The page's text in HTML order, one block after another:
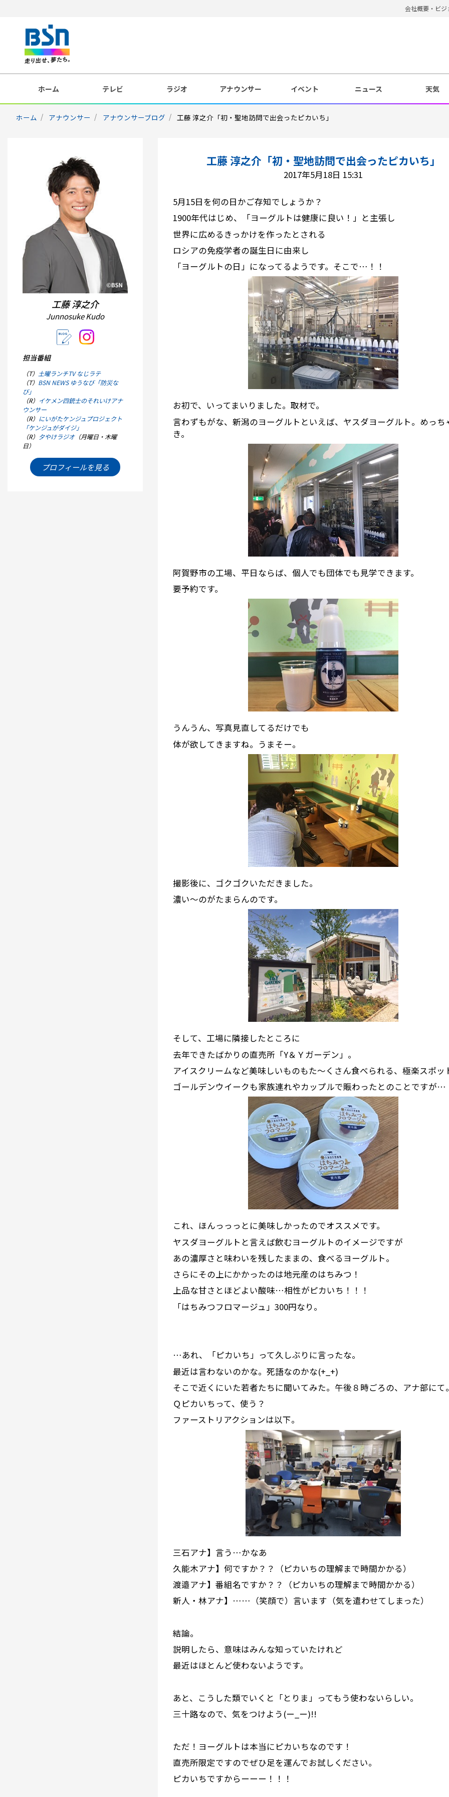
会社概要・ビジ
ホーム テレビ ラジオ アナウンサー イベント ニュース 天気
ホーム アナウンサー アナウンサーブログ 工藤 淳之介「初・聖地訪問で出会ったピカいち」
工藤 淳之介
Junnosuke Kudo
担当番組
（T） 土曜ランチTV なじラテ
（T） BSN NEWS ゆうなび「防災な
び」
（R） イケメン四銃士のそれいけアナ
ウンサー
（R） にいがたケンジュプロジェクト
「ケンジュがダイジ」
（R） 夕やけラジオ（月曜日・木曜
日）
プロフィールを見る
工藤 淳之介「初・聖地訪問で出会ったピカいち」
2017年5月18日 15:31
5月15日を何の日かご存知でしょうか？
1900年代はじめ、「ヨーグルトは健康に良い！」と主張し
世界に広めるきっかけを作ったとされる
ロシアの免疫学者の誕生日に由来し
「ヨーグルトの日」になってるようです。そこで…！！
お初で、いってまいりました。取材で。
言わずもがな、新潟のヨーグルトといえば、ヤスダヨーグルト。めっち
き。
阿賀野市の工場、平日ならば、個人でも団体でも見学できます。
要予約です。
うんうん、写真見直してるだけでも
体が欲してきますね。うまそー。
撮影後に、ゴクゴクいただきました。
濃い～のがたまらんのです。
そして、工場に隣接したところに
去年できたばかりの直売所「Y＆Ｙガーデン」。
アイスクリームなど美味しいものもた～くさん食べられる、極楽スポッ
ゴールデンウイークも家族連れやカップルで賑わったとのことですが…
これ、ほんっっっとに美味しかったのでオススメです。
ヤスダヨーグルトと言えば飲むヨーグルトのイメージですが
あの濃厚さと味わいを残したままの、食べるヨーグルト。
さらにその上にかかったのは地元産のはちみつ！
上品な甘さとほどよい酸味…相性がピカいち！！！
「はちみつフロマージュ」300円なり。
…あれ、「ピカいち」って久しぶりに言ったな。
最近は言わないのかな。死語なのかな(+_+)
そこで近くにいた若者たちに聞いてみた。午後８時ごろの、アナ部にて
Ｑピカいちって、使う？
ファーストリアクションは以下。
三石アナ】言う…かなあ
久能木アナ】何ですか？？（ピカいちの理解まで時間かかる）
渡邉アナ】番組名ですか？？（ピカいちの理解まで時間かかる）
新人・林アナ】……（笑顔で）言います（気を遣わせてしまった）
結論。
説明したら、意味はみんな知っていたけれど
最近はほとんど使わないようです。
あと、こうした類でいくと「とりま」ってもう使わないらしい。
三十路なので、気をつけよう(ー_ー)!!
ただ！ヨーグルトは本当にピカいちなのです！
直売所限定ですのでぜひ足を運んでお試しください。
ピカいちですからーーー！！！